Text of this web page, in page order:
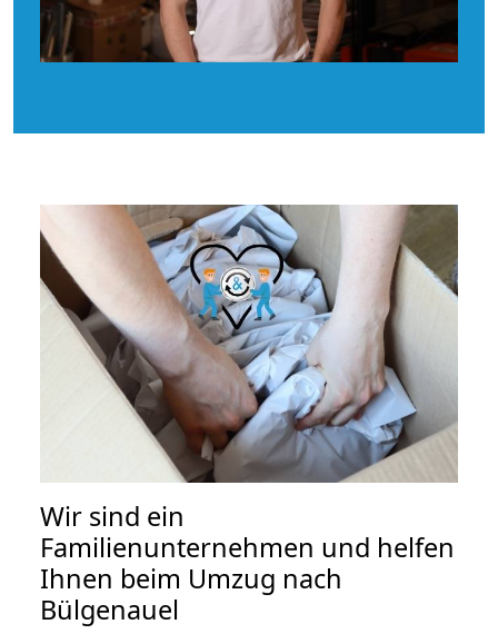
Wir sind ein
Familienunternehmen und helfen
Ihnen beim Umzug nach
Bülgenauel